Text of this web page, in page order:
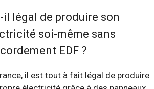
il légal de produire son
soi-même sans
EDF ?
il est tout à fait légal de produire